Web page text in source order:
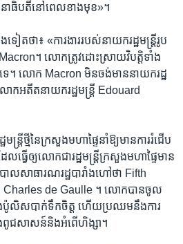
នាធិបតី​នៅ​ពេល​ខាង​មុខ»។​
ៀត​ថា៖ ​«ការងារ​របស់​នាយក​រដ្ឋមន្ត្រី​រូប​
។​ លោក​ត្រូវ​ដោះស្រាយ​វិបត្តិ​ទាំង
េ។​ លោក ​Macron ​មិន​ចង់​មាន​នាយក​រដ្ឋ
ក​អតីត​នាយក​រដ្ឋមន្ត្រី ​Edouard
ត្រី​ថ្មី​នៃ​ក្រសួង​មហាផ្ទៃ​នាំ​ឱ្យ​មាន​ការ​រំជើប​
វើ​ឲ្យ​លោក​ជា​រដ្ឋមន្ត្រី​ក្រសួង​មហាផ្ទៃ​មាន​
ភិបាល​សាធារណ​រដ្ឋ​បារាំង​ហៅ​ថា Fifth
Charles de Gaulle ។​ លោក​បាន​ចូល​
ប៉ូលិស​បាក់​ទឹកចិត្ត​ ហើយ​ប្រឈម​នឹង​ការ​
ពូជ​សាសន៍​និង​អំពើ​ហិង្សា។​